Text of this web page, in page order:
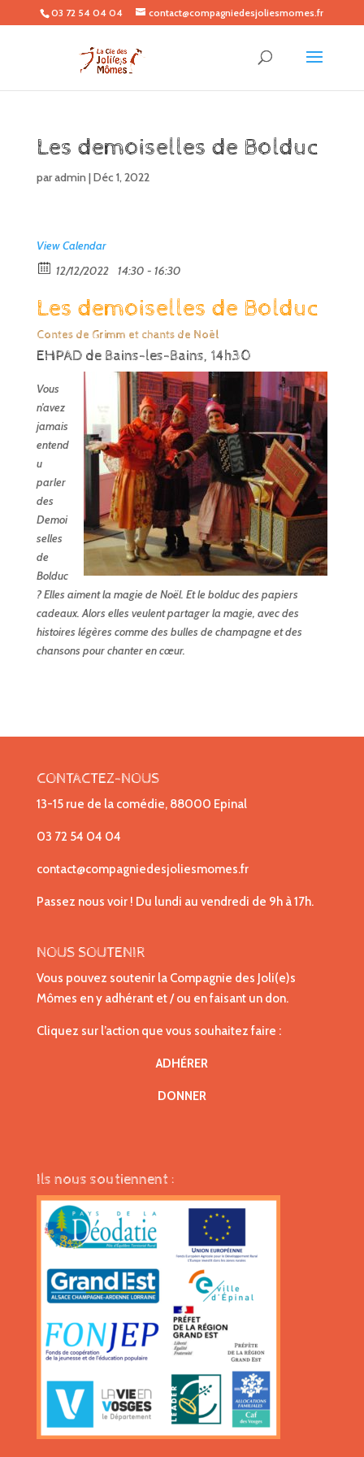
03 72 54 04 04 contact@compagniedesjoliesmomes.fr
Les demoiselles de Bolduc
paradmin |Déc 1, 2022
View Calendar
12/12/2022
14:30 - 16:30
Les demoiselles de Bolduc
Contes de Grimm et chants de Noël
EHPAD de Bains-les-Bains, 14h30
Vous
n’avez
jamais
entend
u
parler
des
Demoi
selles
de
Bolduc
? Elles aiment la magie de Noël. Et le bolduc des papiers
cadeaux. Alors elles veulent partager la magie, avec des
histoires légères comme des bulles de champagne et des
chansons pour chanter en cœur.
CONTACTEZ-NOUS
13-15 rue de la comédie, 88000 Epinal
03 72 54 04 04
contact@compagniedesjoliesmomes.fr
Passez nous voir ! Du lundi au vendredi de 9h à 17h.
NOUS SOUTENIR
Vous pouvez soutenir la Compagnie des Joli(e)s
Mômes en y adhérant et / ou en faisant un don.
Cliquez sur l’action que vous souhaitez faire :
ADHÉRER
DONNER
Ils nous soutiennent :